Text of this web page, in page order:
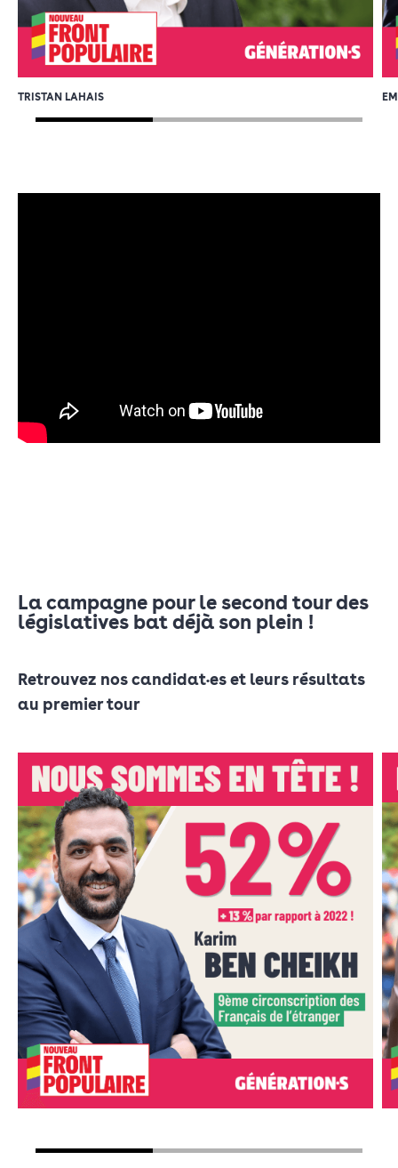
TRISTAN LAHAIS
La campagne pour le second tour des
législatives bat déjà son plein !
Retrouvez nos candidat•es et leurs résultats
au premier tour